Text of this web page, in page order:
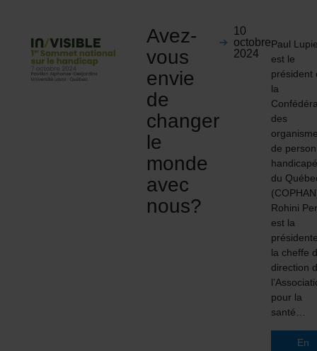
Avez-
vous
envie
de
changer
le
monde
avec
nous?
10
octobre
2024
Paul
est le
président
la
des
de
du
Rohini
est la
la cheffe
direction
pour la
santé…
En